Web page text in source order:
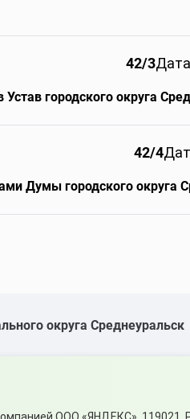
42/3
городского округа
42/4
Думы городского округа
округа Среднеуральск